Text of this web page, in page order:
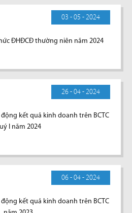
03 - 05 - 2024
ĐHĐCĐ thường niên năm 2024
26 - 04 - 2024
động kết quả kinh doanh trên BCTC
I năm 2024
06 - 04 - 2024
động kết quả kinh doanh trên BCTC